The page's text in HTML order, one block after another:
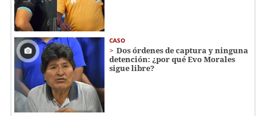
CASO
Dos órdenes de captura y ninguna
detención: ¿por qué Evo Morales
sigue libre?